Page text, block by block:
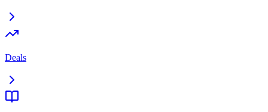
Deals